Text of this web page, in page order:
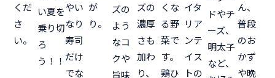
くだ
さ
い。
い夏を
乗り切
ろ
う！！
やい
なり
寿司
だけ
でな
が
り。
ズの
よう
なコ
クや
旨味
ズの
濃厚
さも
加わ
り、
くな
る野
菜で
す。
鶏ひ
イタ
リア
ンテ
イス
トの
ドやチ
ーズ、
明太子
など、
ん、
普段
のお
かず
や晩